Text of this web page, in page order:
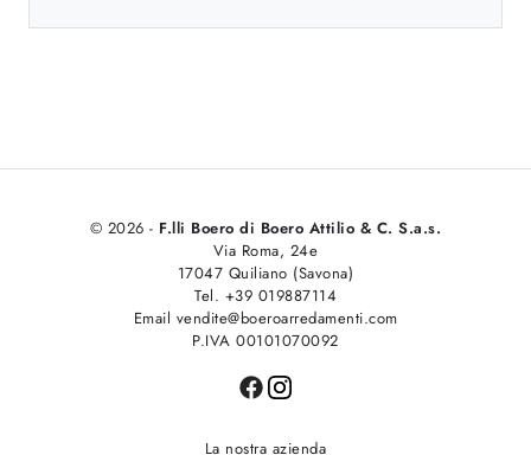
© 2026 - F.lli Boero di Boero Attilio & C. S.a.s.
Via Roma, 24e
17047 Quiliano (Savona)
Tel. +39 019887114
Email vendite@boeroarredamenti.com
P.IVA 00101070092
La nostra azienda